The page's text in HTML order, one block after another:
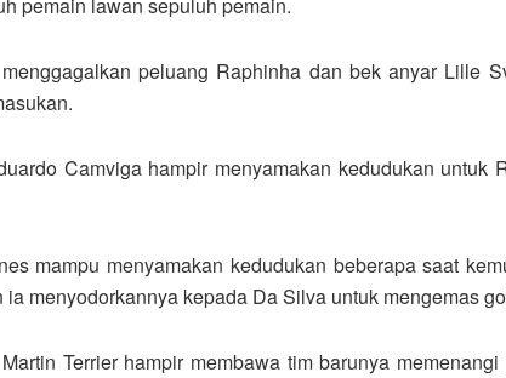
pemain lawan sepuluh pemain.
peluang Raphinha dan bek anyar Lille
Camviga hampir menyamakan kedudukan
mampu menyamakan kedudukan beberapa saat
ia menyodorkannya kepada Da Silva untuk mengemas
Terrier hampir membawa tim barunya